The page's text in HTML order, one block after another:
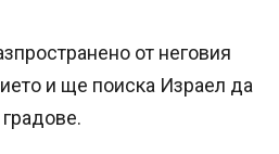
от неговия
и ще поиска Израел да